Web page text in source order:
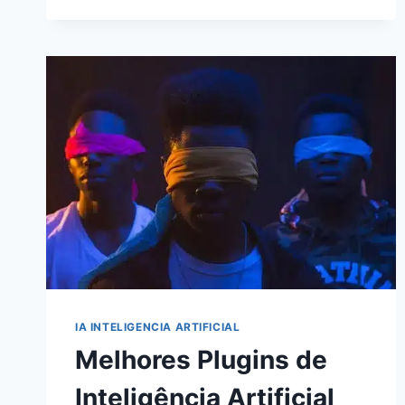
EM
2024:
ESTRATÉGIAS
O
SUCESSO
IA INTELIGENCIA ARTIFICIAL
Melhores Plugins de
Inteligência Artificial